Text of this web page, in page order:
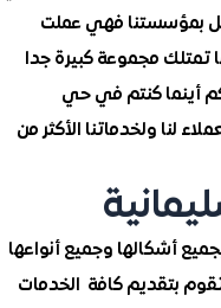
بمؤسستنا فهي عملت
تمتلك مجموعة كبيرة جدا
أينما كنتم في حي
لنا ولخدماتنا الأكثر من
أشكالها وجميع أنواعها
بتقديم كافة الخدمات